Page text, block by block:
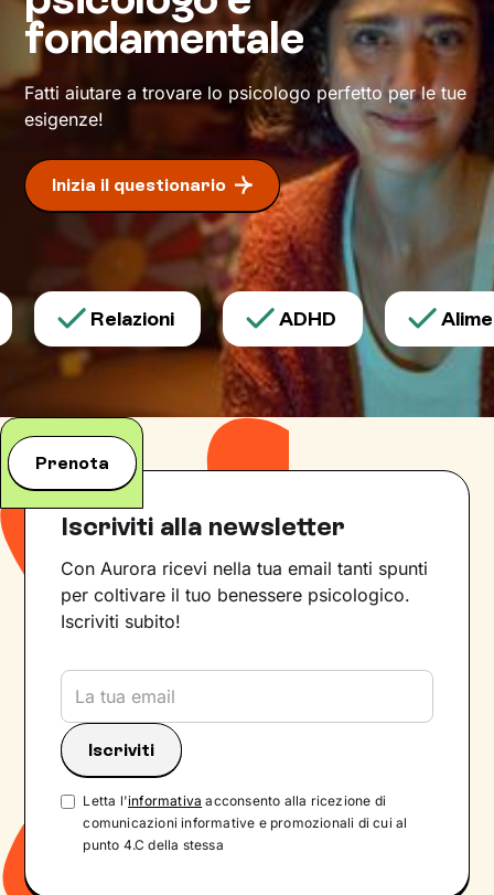
fondamentale
Fatti aiutare a trovare lo psicologo perfetto per le tue
esigenze!
Inizia il questionario
Relazioni ADHD
Prenota
Iscriviti alla newsletter
Con Aurora ricevi nella tua email tanti spunti
per coltivare il tuo benessere psicologico.
Iscriviti subito!
Letta l'informativa acconsento alla ricezione di
comunicazioni informative e promozionali di cui al
punto 4.C della stessa